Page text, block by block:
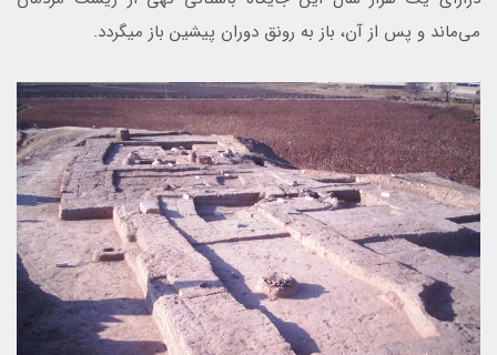
می‌ماند و پس از آن، باز به رونق دوران پیشین باز می­گردد.